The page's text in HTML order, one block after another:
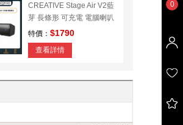
CREATIVE Stage Air V2藍
芽 長條形 可充電 電腦喇叭
特價： $1790
查看詳情
0